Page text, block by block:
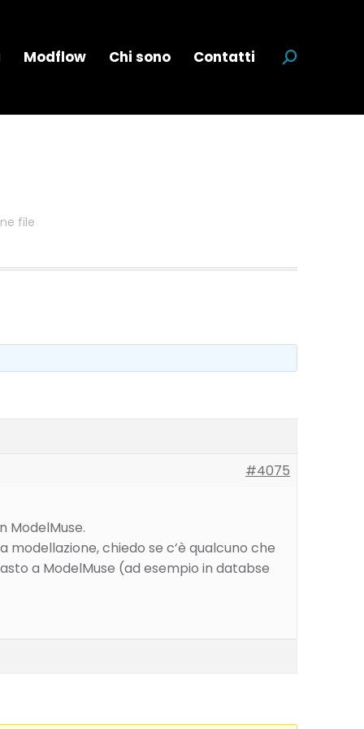
Modflow Chi sono Contatti Cerca:
file
#4075
ModelMuse.
chiedo se c’è qualcuno che
a ModelMuse (ad esempio in databse